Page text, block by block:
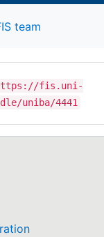
team
fis.uni-
uniba/4441